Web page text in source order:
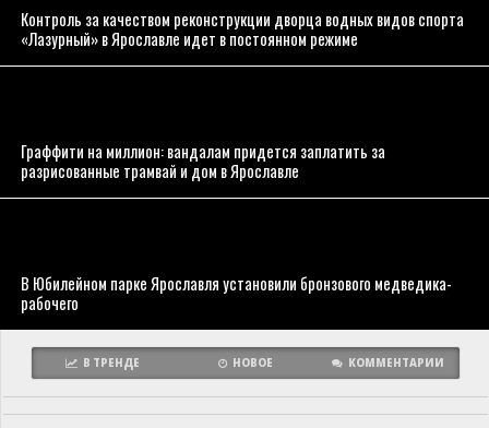
Контроль за качеством реконструкции дворца водных видов спорта
«Лазурный» в Ярославле идет в постоянном режиме
Граффити на миллион: вандалам придется заплатить за
разрисованные трамвай и дом в Ярославле
В Юбилейном парке Ярославля установили бронзового медведика-
рабочего
В ТРЕНДЕ НОВОЕ КОММЕНТАРИИ